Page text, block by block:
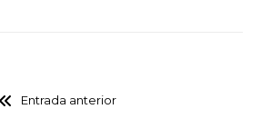
Entrada anterior